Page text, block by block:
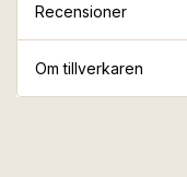
Recensioner
Om tillverkaren